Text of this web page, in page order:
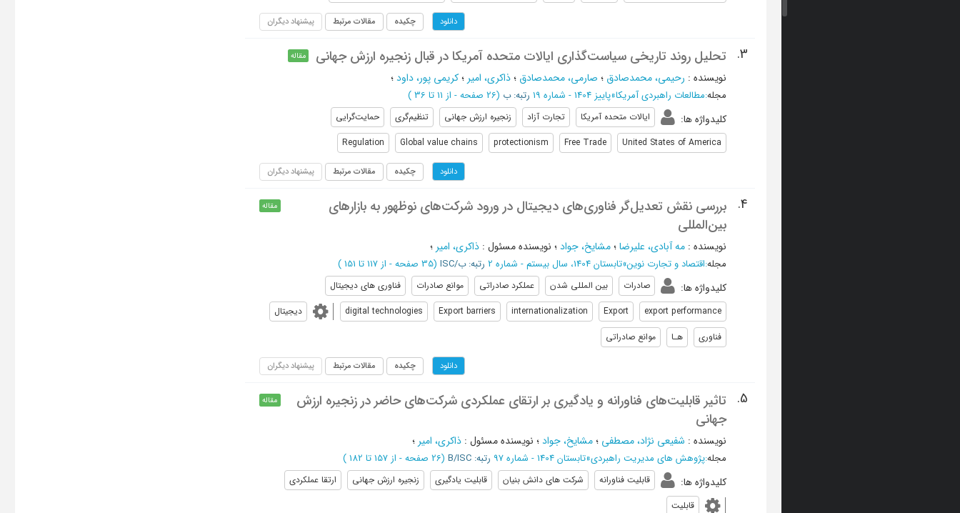
دانلود چکیده مقالات مرتبط پیشنهاد دیگران
3. تحلیل روند تاریخی سیاست‌گذاری ایالات متحده آمریکا در قبال زنجیره ارزش جهانی مقاله
نویسنده : رحیمی، محمدصادق ؛ صارمی، محمدصادق ؛ذاکری، امیر ؛کریمی پور، داود؛
مجله:مطالعات راهبردی آمریکا»پاییز 1404 - شماره 19 رتبه: ب (‎26 صفحه - از 11 تا 36 )
کلیدواژه ها: ایالات متحده آمریکا تجارت آزاد زنجیره ارزش جهانی تنظیم‌گری
حمایت‌گرایی
United States of America
Free Trade
protectionism
Global value chains
Regulation
دانلود چکیده مقالات مرتبط پیشنهاد دیگران
4.
بررسی نقش تعدیل‌گر فناوری‌های دیجیتال در ورود شرکت‌های نوظهور به بازارهای
بین‌المللی
مقاله
نویسنده : مه آبادی، علیرضا؛مشایخ، جواد؛ نویسنده مسئول : ذاکری، امیر ؛
مجله:اقتصاد و تجارت نوین»تابستان 1404، سال بیستم - شماره 2 رتبه: ب/ISC (‎35 صفحه - از 117 تا 151 )
کلیدواژه ها: صادرات بین المللی شدن عملکرد صادراتی موانع صادرات
فناوری های دیجیتال
export performance
Export
internationalization
Export barriers
digital technologies
دیجیتال
فناوری
هـا موانع صادراتی
دانلود چکیده مقالات مرتبط پیشنهاد دیگران
5.
تاثیر قابلیت‌های فناورانه و یادگیری بر ارتقای عملکردی شرکت‌های حاضر در زنجیره ارزش
جهانی
مقاله
نویسنده : شفيعی نژاد، مصطفی ؛مشایخ، جواد؛ نویسنده مسئول : ذاکری، امیر ؛
مجله:پژوهش های مدیریت راهبردی»تابستان 1404 - شماره 97 رتبه: B/ISC (‎26 صفحه - از 157 تا 182 )
کلیدواژه ها: قابلیت فناورانه شرکت های دانش بنیان قابلیت یادگیری زنجیره ارزش جهانی
ارتقا عملکردی
قابلیت